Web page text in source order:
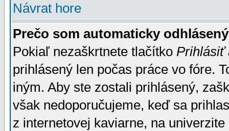
Návrat hore
Prečo som automaticky
Pokiaľ nezaškrtnete tlačítko Prihlásiť
prihlásený len počas práce vo fóre.
iným. Aby ste zostali prihlásený,
však nedoporučujeme, keď sa
z internetovej kaviarne, na univerzite